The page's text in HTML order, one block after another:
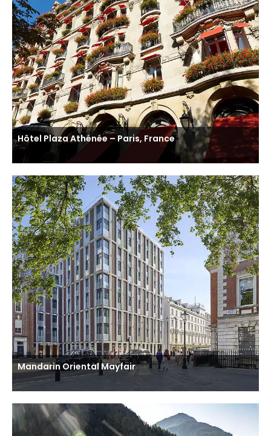
Hôtel Plaza Athénée – Paris, France
Mandarin Oriental Mayfair